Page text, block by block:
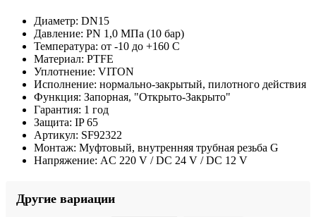
Диаметр: DN15
Давление: PN 1,0 МПа (10 бар)
Температура: от -10 до +160 С
Материал: PTFE
Уплотнение: VITON
Исполнение: нормально-закрытый, пилотного действия
Функция: Запорная, "Открыто-Закрыто"
Гарантия: 1 год
Защита: IP 65
Артикул: SF92322
Монтаж: Муфтовый, внутренняя трубная резьба G
Напряжение: AC 220 V / DC 24 V / DC 12 V
Другие вариации